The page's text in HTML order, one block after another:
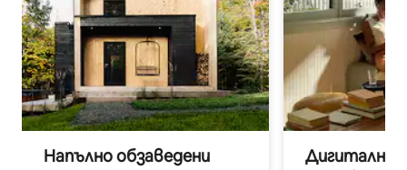
Напълно обзаведени
Дигитални